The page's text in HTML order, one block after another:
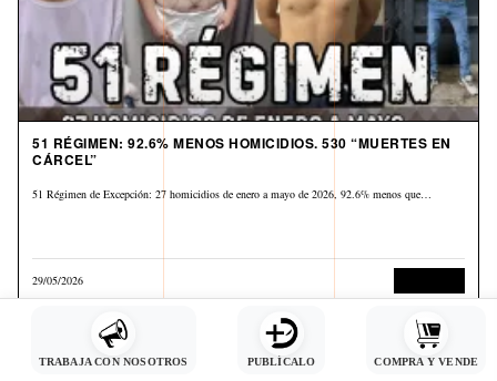
51 RÉGIMEN: 92.6% MENOS HOMICIDIOS. 530 “MUERTES EN
CÁRCEL”
51 Régimen de Excepción: 27 homicidios de enero a mayo de 2026, 92.6% menos que…
29/05/2026
TRABAJA CON NOSOTROS PUBLÍCALO COMPRA Y VENDE